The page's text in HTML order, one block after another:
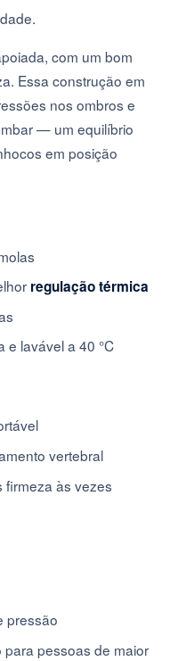
com um bom
Essa construção em
nos ombros e
— um equilíbrio
em posição
regulação térmica
e lavável a 40 °C
vertebral
firmeza às vezes
pressão
pessoas de maior